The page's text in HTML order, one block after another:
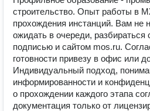
строительство. Опыт работы в
прохождения инстанций. Вам не
ожидать в очереди,
подписью и сайтом mos.ru.
готовности привезу в офис или
Индивидуальный подход,
информированности и
о прохождении каждого этапа
документация только от